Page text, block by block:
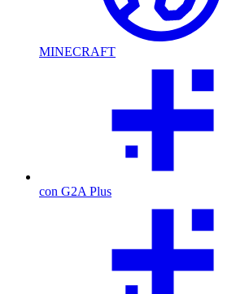
MINECRAFT
con G2A Plus